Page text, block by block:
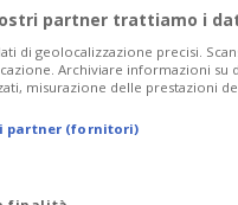
partner trattiamo i
di geolocalizzazione precisi.
Archiviare informazioni
misurazione delle prestazioni
partner (fornitori)